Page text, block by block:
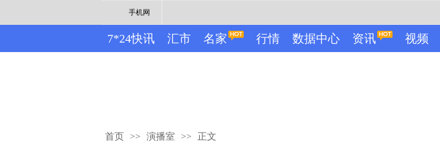
手机网
7*24快讯 汇市 名家 行情 数据中心 资讯 视频
首页 >> 演播室 >> 正文